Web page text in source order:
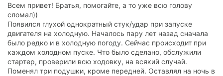
Всем привет! Братья, помогайте, а то уже всю голову
сломал))
Появился глухой однократный стук/удар при запуске
двигателя на холодную. Началось пару лет назад сначала
было редко и в холодную погоду. Сейчас происходит при
каждом холодном пуске. Что было сделано, обслужили
стартер, проверили всю ходовку, на всякий случай.
Поменял три подушки, кроме передней. Оставлял на ночь в